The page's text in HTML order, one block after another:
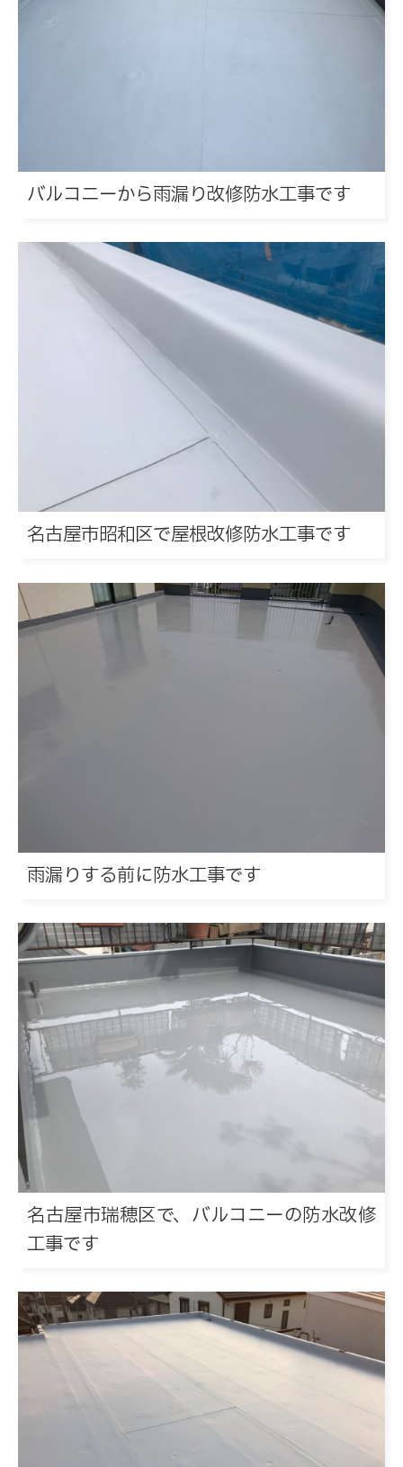
バルコニーから雨漏り改修防水工事です
名古屋市昭和区で屋根改修防水工事です
雨漏りする前に防水工事です
名古屋市瑞穂区で、バルコニーの防水改修
工事です